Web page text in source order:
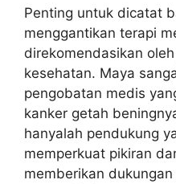
Penting untuk dicatat
menggantikan terapi
direkomendasikan
kesehatan. Maya
pengobatan medis
kanker getah
hanyalah pendukung
memperkuat pikiran
memberikan